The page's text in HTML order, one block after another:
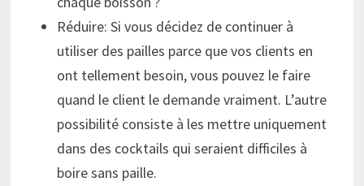
Réduire: Si vous décidez de continuer à
utiliser des pailles parce que vos clients en
ont tellement besoin, vous pouvez le faire
quand le client le demande vraiment. L’autre
possibilité consiste à les mettre uniquement
dans des cocktails qui seraient difficiles à
boire sans paille.